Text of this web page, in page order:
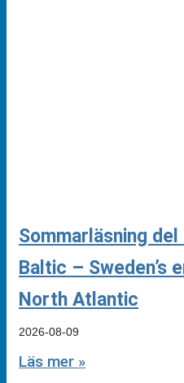
Sommarläsning
Baltic – Sweden’s
North Atlantic
2026-08-09
Läs mer »